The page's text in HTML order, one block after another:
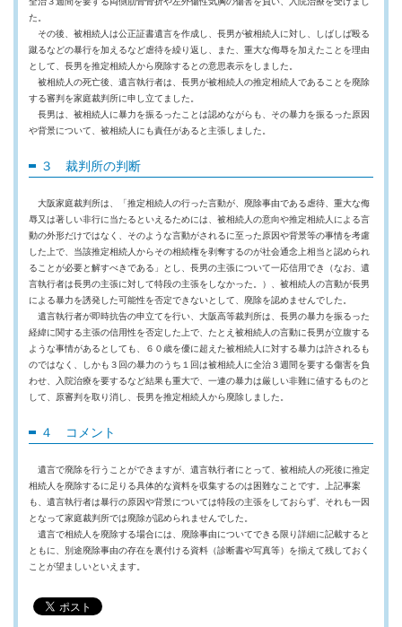
た。
その後、被相続人は公正証書遺言を作成し、長男が被相続人に対し、しばしば殴る
蹴るなどの暴行を加えるなど虐待を繰り返し、また、重大な侮辱を加えたことを理由
として、長男を推定相続人から廃除するとの意思表示をしました。
被相続人の死亡後、遺言執行者は、長男が被相続人の推定相続人であることを廃除
する審判を家庭裁判所に申し立てました。
長男は、被相続人に暴力を振るったことは認めながらも、その暴力を振るった原因
や背景について、被相続人にも責任があると主張しました。
３ 裁判所の判断
大阪家庭裁判所は、「推定相続人の行った言動が、廃除事由である虐待、重大な侮
辱又は著しい非行に当たるといえるためには、被相続人の意向や推定相続人による言
動の外形だけではなく、そのような言動がされるに至った原因や背景等の事情を考慮
した上で、当該推定相続人からその相続権を剥奪するのが社会通念上相当と認められ
ることが必要と解すべきである」とし、長男の主張について一応信用でき（なお、遺
言執行者は長男の主張に対して特段の主張をしなかった。）、被相続人の言動が長男
による暴力を誘発した可能性を否定できないとして、廃除を認めませんでした。
遺言執行者が即時抗告の申立てを行い、大阪高等裁判所は、長男の暴力を振るった
経緯に関する主張の信用性を否定した上で、たとえ被相続人の言動に長男が立腹する
ような事情があるとしても、６０歳を優に超えた被相続人に対する暴力は許されるも
のではなく、しかも３回の暴力のうち１回は被相続人に全治３週間を要する傷害を負
わせ、入院治療を要するなど結果も重大で、一連の暴力は厳しい非難に値するものと
して、原審判を取り消し、長男を推定相続人から廃除しました。
４ コメント
遺言で廃除を行うことができますが、遺言執行者にとって、被相続人の死後に推定
相続人を廃除するに足りる具体的な資料を収集するのは困難なことです。上記事案
も、遺言執行者は暴行の原因や背景については特段の主張をしておらず、それも一因
となって家庭裁判所では廃除が認められませんでした。
遺言で相続人を廃除する場合には、廃除事由についてできる限り詳細に記載すると
ともに、別途廃除事由の存在を裏付ける資料（診断書や写真等）を揃えて残しておく
ことが望ましいといえます。